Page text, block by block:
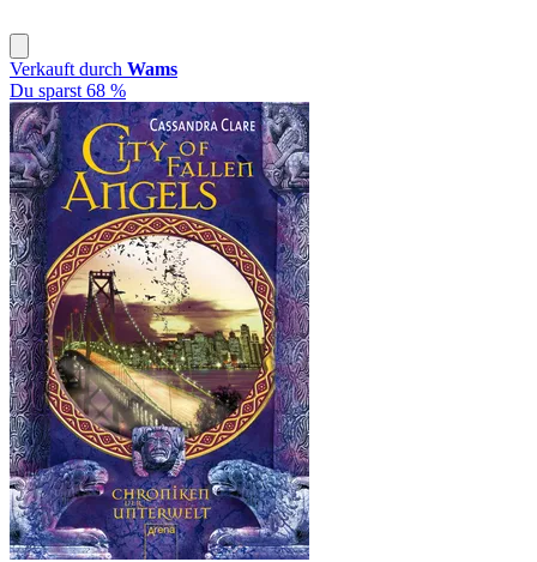
Verkauft durch Wams
Du sparst 68 %